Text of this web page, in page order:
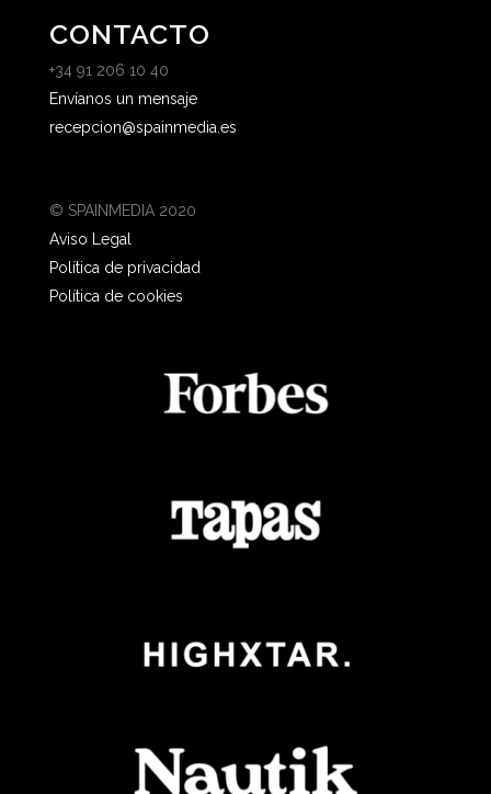
CONTACTO
+34 91 206 10 40
Envíanos un mensaje
recepcion@spainmedia.es
© SPAINMEDIA 2020
Aviso Legal
Política de privacidad
Política de cookies